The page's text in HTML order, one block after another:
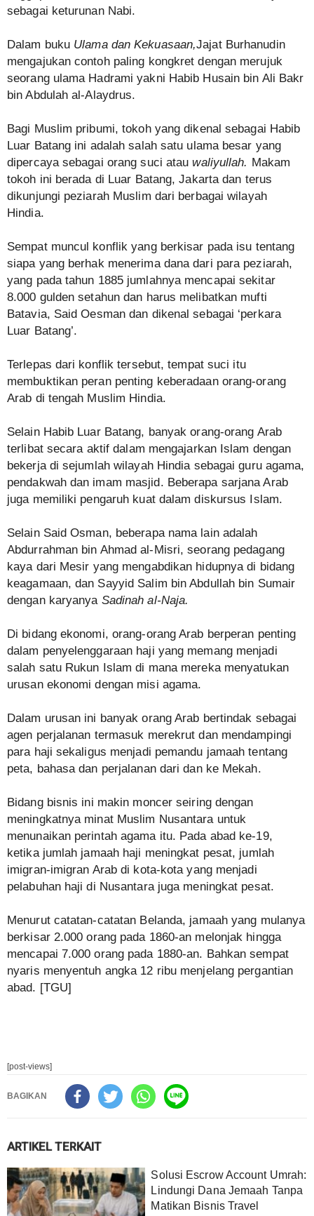
sebagai keturunan Nabi.
Dalam buku Ulama dan Kekuasaan,Jajat Burhanudin
mengajukan contoh paling kongkret dengan merujuk
seorang ulama Hadrami yakni Habib Husain bin Ali Bakr
bin Abdulah al-Alaydrus.
Bagi Muslim pribumi, tokoh yang dikenal sebagai Habib
Luar Batang ini adalah salah satu ulama besar yang
dipercaya sebagai orang suci atauwaliyullah. Makam
tokoh ini berada di Luar Batang, Jakarta dan terus
dikunjungi peziarah Muslim dari berbagai wilayah
Hindia.
Sempat muncul konflik yang berkisar pada isu tentang
siapa yang berhak menerima dana dari para peziarah,
yang pada tahun 1885 jumlahnya mencapai sekitar
8.000 gulden setahun dan harus melibatkan mufti
Batavia, Said Oesman dan dikenal sebagai ‘perkara
Luar Batang’.
Terlepas dari konflik tersebut, tempat suci itu
membuktikan peran penting keberadaan orang-orang
Arab di tengah Muslim Hindia.
Selain Habib Luar Batang, banyak orang-orang Arab
terlibat secara aktif dalam mengajarkan Islam dengan
bekerja di sejumlah wilayah Hindia sebagai guru agama,
pendakwah dan imam masjid. Beberapa sarjana Arab
juga memiliki pengaruh kuat dalam diskursus Islam.
Selain Said Osman, beberapa nama lain adalah
Abdurrahman bin Ahmad al-Misri, seorang pedagang
kaya dari Mesir yang mengabdikan hidupnya di bidang
keagamaan, dan Sayyid Salim bin Abdullah bin Sumair
dengan karyanya Sadinah al-Naja.
Di bidang ekonomi, orang-orang Arab berperan penting
dalam penyelenggaraan haji yang memang menjadi
salah satu Rukun Islam di mana mereka menyatukan
urusan ekonomi dengan misi agama.
Dalam urusan ini banyak orang Arab bertindak sebagai
agen perjalanan termasuk merekrut dan mendampingi
para haji sekaligus menjadi pemandu jamaah tentang
peta, bahasa dan perjalanan dari dan ke Mekah.
Bidang bisnis ini makin moncer seiring dengan
meningkatnya minat Muslim Nusantara untuk
menunaikan perintah agama itu. Pada abad ke-19,
ketika jumlah jamaah haji meningkat pesat, jumlah
imigran-imigran Arab di kota-kota yang menjadi
pelabuhan haji di Nusantara juga meningkat pesat.
Menurut catatan-catatan Belanda, jamaah yang mulanya
berkisar 2.000 orang pada 1860-an melonjak hingga
mencapai 7.000 orang pada 1880-an. Bahkan sempat
nyaris menyentuh angka 12 ribu menjelang pergantian
abad. [TGU]
[post-views]
BAGIKAN
ARTIKEL TERKAIT
Solusi Escrow Account Umrah:
Lindungi Dana Jemaah Tanpa
Matikan Bisnis Travel